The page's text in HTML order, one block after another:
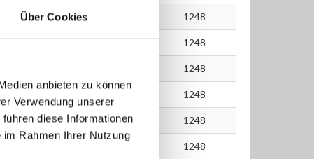
Über Cookies
anbieten zu können
Verwendung unserer
diese Informationen
Rahmen Ihrer Nutzung
1248
66 90 1248
1248
1248
66 1248
1248